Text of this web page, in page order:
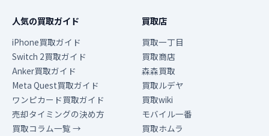
人気の買取ガイド
iPhone買取ガイド
Switch 2買取ガイド
Anker買取ガイド
Meta Quest買取ガイド
ワンピカード買取ガイド
売却タイミングの決め方
買取コラム一覧 →
買取店
買取一丁目
買取商店
森森買取
買取ルデヤ
買取wiki
モバイル一番
買取ホムラ